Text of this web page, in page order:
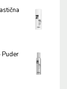
Puder